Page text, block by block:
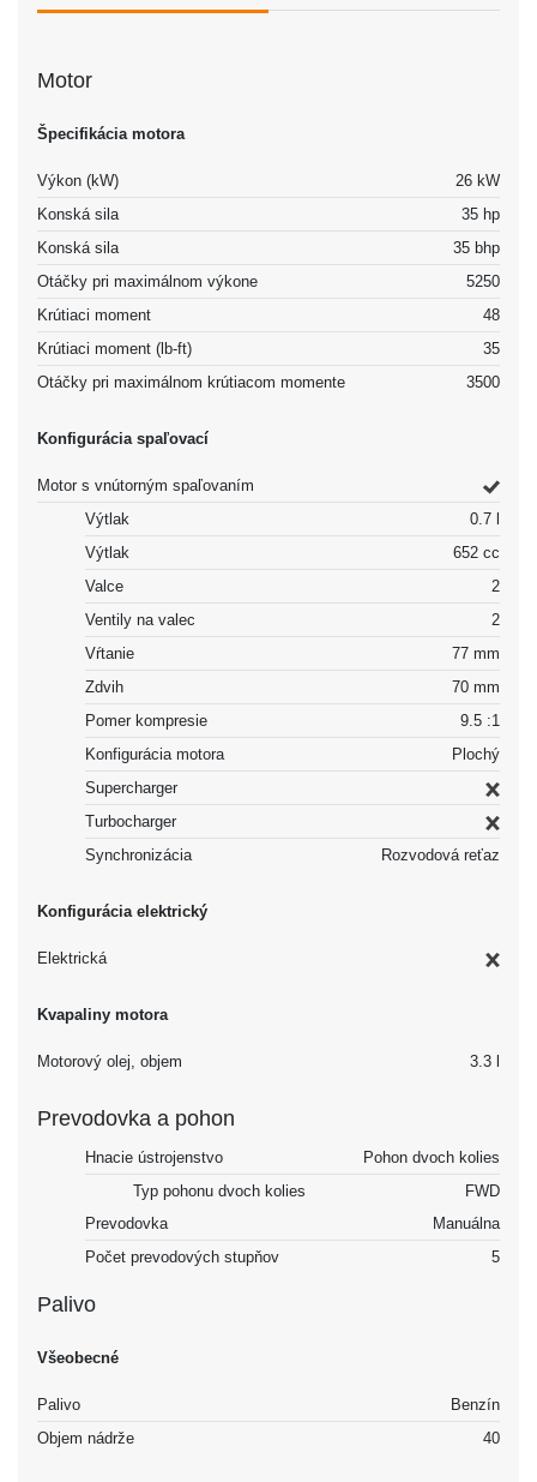
Motor
Špecifikácia motora
Výkon (kW)
26 kW
Konská sila
35 hp
Konská sila
35 bhp
Otáčky pri maximálnom výkone
5250
Krútiaci moment
48
Krútiaci moment (lb-ft)
35
Otáčky pri maximálnom krútiacom momente
3500
Konfigurácia spaľovací
Motor s vnútorným spaľovaním
Výtlak
0.7 l
Výtlak
652 cc
Valce
2
Ventily na valec
2
Vŕtanie
77 mm
Zdvih
70 mm
Pomer kompresie
9.5 :1
Konfigurácia motora
Plochý
Supercharger
Turbocharger
Synchronizácia
Rozvodová reťaz
Konfigurácia elektrický
Elektrická
Kvapaliny motora
Motorový olej, objem 3.3 l
Prevodovka a pohon
Hnacie ústrojenstvo
Pohon dvoch kolies
Typ pohonu dvoch kolies
FWD
Prevodovka
Manuálna
Počet prevodových stupňov
5
Palivo
Všeobecné
Palivo
Benzín
Objem nádrže
40